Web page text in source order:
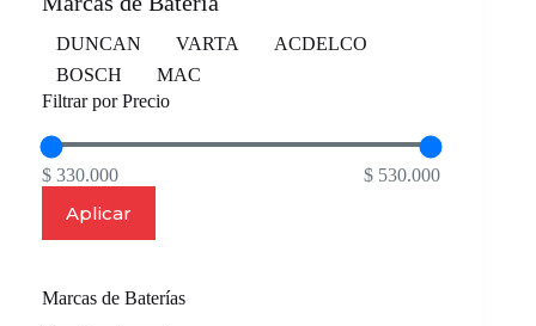
Marca
DUNCAN VARTA
ACDELCO
BOSCH
MAC
Filtrar por Precio
$ 330.000 $ 530.000
Aplicar
Marcas de Baterías